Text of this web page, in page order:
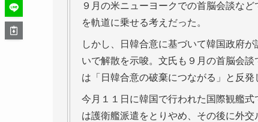
９月の米ニューヨークでの首脳会談な
を軌道に乗せる考えだった。
しかし、日韓合意に基づいて韓国政府
いで解散を示唆。文氏も９月の首脳会
は「日韓合意の破棄につながる」と反発
今月１１日に韓国で行われた国際観艦
は護衛艦派遣をとりやめ、その後に外交